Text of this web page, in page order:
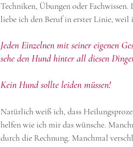
Techniken, Übungen oder
liebe ich den Beruf in erster Linie,
Jeden Einzelnen mit seiner eigenen
sehe den Hund hinter all diesen
Kein Hund sollte leiden müssen!
Natürlich weiß ich, dass
helfen wie ich mir das wünsche.
durch die Rechnung. Manchmal